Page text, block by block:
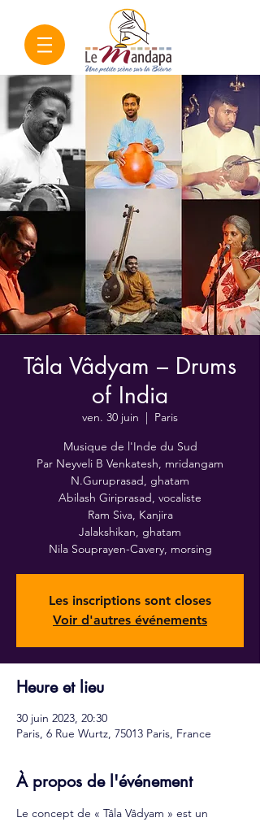
Tâla Vâdyam – Drums
of India
ven. 30 juin
  |
Paris
Musique de l'Inde du Sud
Par Neyveli B Venkatesh, mridangam
N.Guruprasad, ghatam
Abilash Giriprasad, vocaliste
Ram Siva, Kanjira
Jalakshikan, ghatam
Nila Souprayen-Cavery, morsing
Les inscriptions sont closes
Voir d'autres événements
Heure et lieu
30 juin 2023, 20:30
Paris, 6 Rue Wurtz, 75013 Paris, France
À propos de l'événement
Le concept de « Tâla Vâdyam » est un